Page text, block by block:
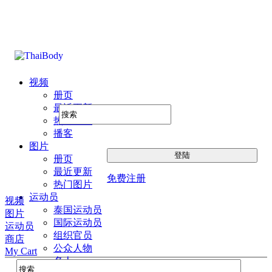
视频
册页
最近更新
热门图片
播客
图片
册页
最近更新
热门图片
运动员
泰国运动员
国际运动员
组织官员
公众人物
名人
免费注册
视频
图片
运动员
商店
My Cart